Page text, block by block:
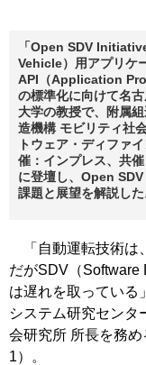
「Open SDV
Vehicle）用アプリケ
API（Application
の標準化に向けて名
大学の教授で、附属
造機構 モビリティ社
トウェア・ディファ
催：インプレス、共
に登壇し、Open
課題と展望を解説した
「自動運転技術は
だがSDV（Software
は遅れを取っている
システム研究センタ
会研究所 所長を務
1）。